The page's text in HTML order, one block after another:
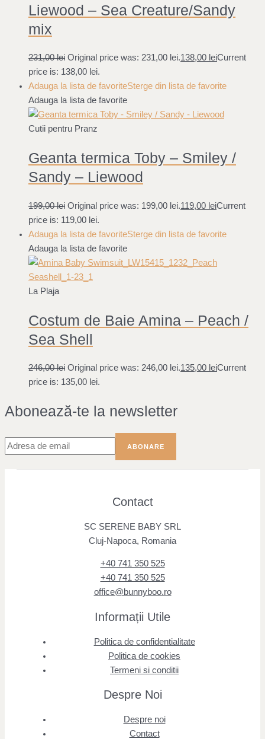
Liewood – Sea Creature/Sandy
mix
231,00lei Original price was: 231,00 lei.138,00 leiCurrent
price is: 138,00 lei.
Adauga la lista de favoriteSterge din lista de favorite
Adauga la lista de favorite
Cutii pentru Pranz
Geanta termica Toby – Smiley /
Sandy – Liewood
199,00lei Original price was: 199,00 lei.119,00 leiCurrent
price is: 119,00 lei.
Adauga la lista de favoriteSterge din lista de favorite
Adauga la lista de favorite
La Plaja
Costum de Baie Amina – Peach /
Sea Shell
246,00lei Original price was: 246,00 lei.135,00 leiCurrent
price is: 135,00 lei.
Abonează-te la newsletter
Contact
SC SERENE BABY SRL
Cluj-Napoca, Romania
+40 741 350 525
+40 741 350 525
office@bunnyboo.ro
Informații Utile
Politica de confidentialitate
Politica de cookies
Termeni si conditii
Despre Noi
Despre noi
Contact